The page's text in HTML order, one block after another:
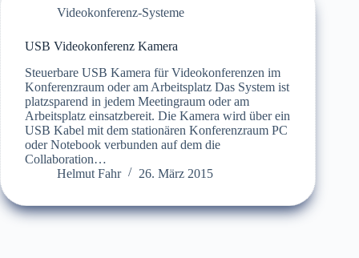
Videokonferenz-Systeme
USB Videokonferenz Kamera
Steuerbare USB Kamera für Videokonferenzen im
Konferenzraum oder am Arbeitsplatz Das System ist
platzsparend in jedem Meetingraum oder am
Arbeitsplatz einsatzbereit. Die Kamera wird über ein
USB Kabel mit dem stationären Konferenzraum PC
oder Notebook verbunden auf dem die
Collaboration…
Helmut Fahr
26. März 2015